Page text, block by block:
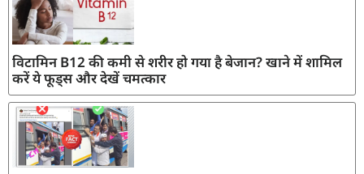
विटामिन B12 की कमी से शरीर हो गया है बेजान? खाने में शामिल
करें ये फूड्स और देखें चमत्कार